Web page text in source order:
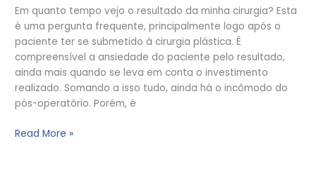
Em quanto tempo vejo o resultado da minha cirurgia? Esta
é uma pergunta frequente, principalmente logo após o
paciente ter se submetido à cirurgia plástica. É
compreensível a ansiedade do paciente pelo resultado,
ainda mais quando se leva em conta o investimento
realizado. Somando a isso tudo, ainda há o incômodo do
pós-operatório. Porém, é
Read More »